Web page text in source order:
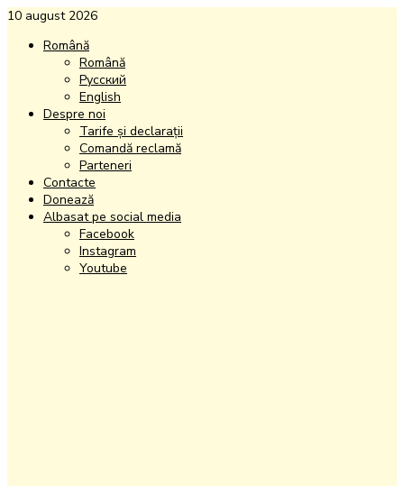
10 august 2026
Română
Română
Русский
English
Despre noi
Tarife și declarații
Comandă reclamă
Parteneri
Contacte
Donează
Albasat pe social media
Facebook
Instagram
Youtube